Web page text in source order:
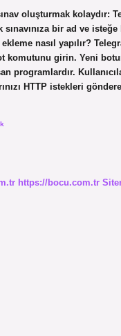
oluşturmak kolaydır:
bir ad ve
nasıl yapılır?
komutunu girin. Yeni
programlardır.
HTTP istekleri
https://bocu.com.tr